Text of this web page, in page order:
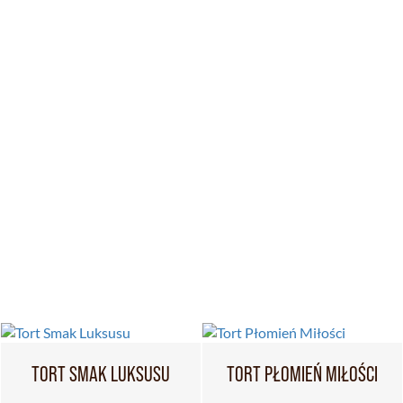
TORT SMAK LUKSUSU TORT PŁOMIEŃ MIŁOŚCI